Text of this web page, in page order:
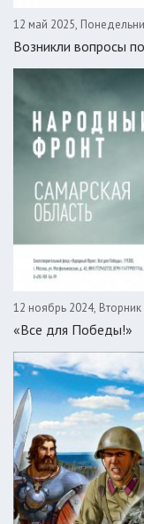
12 май 2025,
Возникли вопросы
12 ноябрь 2024, Вторник
«Все для Победы!»